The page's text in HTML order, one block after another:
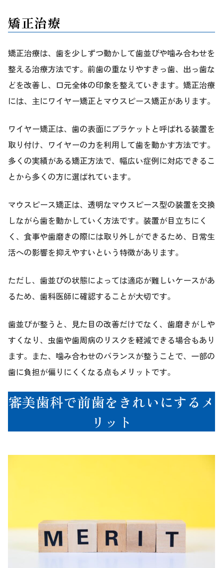
矯正治療
矯正治療は、歯を少しずつ動かして歯並びや噛み合わせを
整える治療方法です。前歯の重なりやすきっ歯、出っ歯な
どを改善し、口元全体の印象を整えていきます。矯正治療
には、主にワイヤー矯正とマウスピース矯正があります。
ワイヤー矯正は、歯の表面にブラケットと呼ばれる装置を
取り付け、ワイヤーの力を利用して歯を動かす方法です。
多くの実績がある矯正方法で、幅広い症例に対応できるこ
とから多くの方に選ばれています。
マウスピース矯正は、透明なマウスピース型の装置を交換
しながら歯を動かしていく方法です。装置が目立ちにく
く、食事や歯磨きの際には取り外しができるため、日常生
活への影響を抑えやすいという特徴があります。
ただし、歯並びの状態によっては適応が難しいケースがあ
るため、歯科医師に確認することが大切です。
歯並びが整うと、見た目の改善だけでなく、歯磨きがしや
すくなり、虫歯や歯周病のリスクを軽減できる場合もあり
ます。また、噛み合わせのバランスが整うことで、一部の
歯に負担が偏りにくくなる点もメリットです。
審美歯科で前歯をきれいにするメ
リット